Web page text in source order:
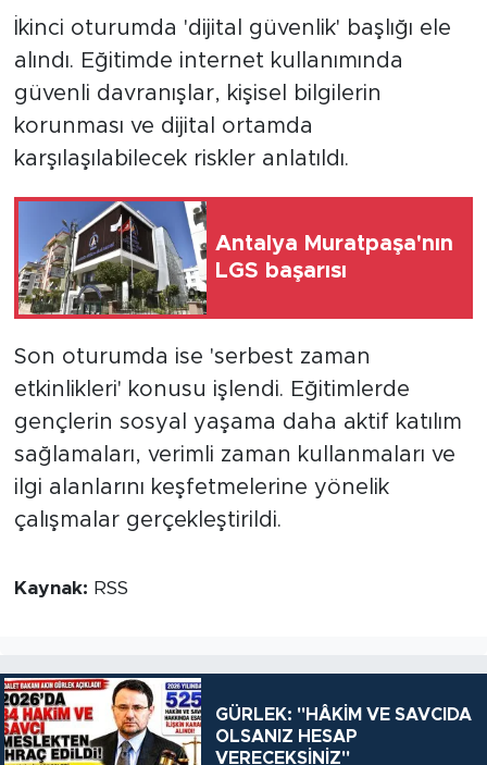
İkinci oturumda 'dijital güvenlik' başlığı ele
alındı. Eğitimde internet kullanımında
güvenli davranışlar, kişisel bilgilerin
korunması ve dijital ortamda
karşılaşılabilecek riskler anlatıldı.
Antalya Muratpaşa'nın
LGS başarısı
Son oturumda ise 'serbest zaman
etkinlikleri' konusu işlendi. Eğitimlerde
gençlerin sosyal yaşama daha aktif katılım
sağlamaları, verimli zaman kullanmaları ve
ilgi alanlarını keşfetmelerine yönelik
çalışmalar gerçekleştirildi.
Kaynak: RSS
GÜRLEK: "HÂKİM VE SAVCIDA
OLSANIZ HESAP
VERECEKSİNİZ"